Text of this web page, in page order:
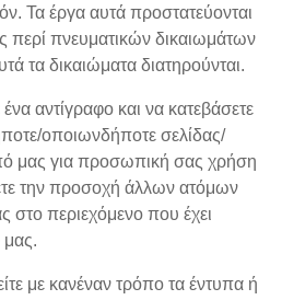
Τα έργα αυτά προστατεύονται
περί πνευματικών δικαιωμάτων
τα δικαιώματα διατηρούνται.
αντίγραφο και να κατεβάσετε
οποιωνδήποτε σελίδας/
μας για προσωπική σας χρήση
την προσοχή άλλων ατόμων
στο περιεχόμενο που έχει
μας.
με κανέναν τρόπο τα έντυπα ή